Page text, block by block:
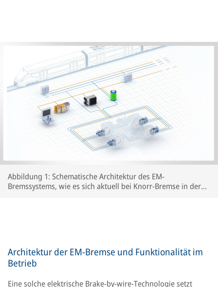
Abbildung 1: Schematische Architektur des EM-
Bremssystems, wie es sich aktuell bei Knorr-Bremse in der
Architektur der EM-Bremse und Funktionalität im
Betrieb
Eine solche elektrische Brake-by-wire-Technologie setzt